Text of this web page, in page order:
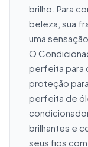
brilho. Para
beleza, sua
uma
O
perfeita para
proteção
perfeita de
brilhantes e
seus fios